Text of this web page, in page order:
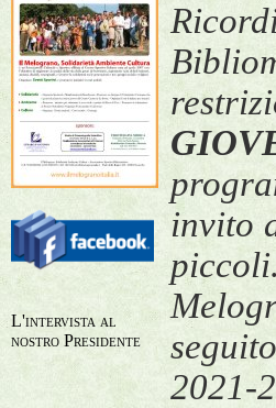
L'intervista al
nostro Presidente
invito
2021-